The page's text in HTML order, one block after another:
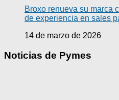
Broxo renueva su marca
de experiencia en sales
14 de marzo de 2026
Noticias de Pymes